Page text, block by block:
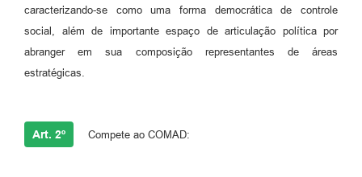
caracterizando-se como uma forma democrática de controle
social, além de importante espaço de articulação política por
abranger em sua composição representantes de áreas
estratégicas.
Art. 2º Compete ao COMAD: